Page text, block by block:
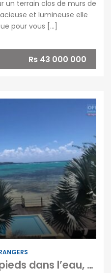
un terrain clos de murs de
et lumineuse elle
pour vous […]
Rs 43 000 000
Appartements F4 pieds dans l’eau, Bain Boeuf